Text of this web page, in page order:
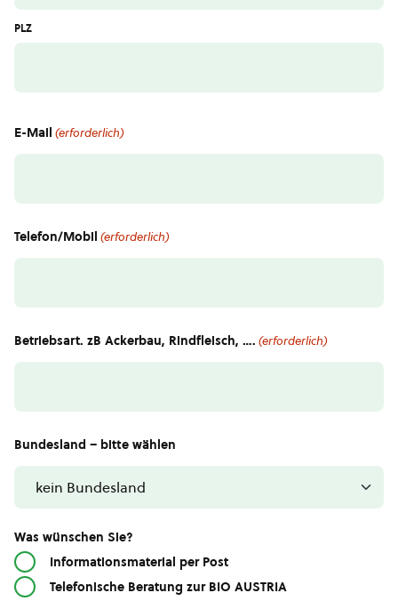
PLZ
E-Mail (erforderlich)
Telefon/Mobil (erforderlich)
Betriebsart. zB Ackerbau, Rindfleisch, …. (erforderlich)
Bundesland – bitte wählen
Was wünschen Sie?
Informationsmaterial per Post
Telefonische Beratung zur BIO AUSTRIA